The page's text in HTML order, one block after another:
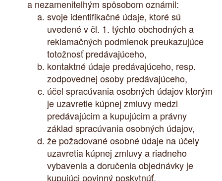
a nezameniteľným spôsobom oznámil:
svoje identifikačné údaje, ktoré sú
uvedené v čl. 1. týchto obchodných a
reklamačných podmienok preukazujúce
totožnosť predávajúceho,
kontaktné údaje predávajúceho, resp.
zodpovednej osoby predávajúceho,
účel spracúvania osobných údajov ktorým
je uzavretie kúpnej zmluvy medzi
predávajúcim a kupujúcim a právny
základ spracúvania osobných údajov,
že požadované osobné údaje na účely
uzavretia kúpnej zmluvy a riadneho
vybavenia a doručenia objednávky je
kupujúci povinný poskytnúť,